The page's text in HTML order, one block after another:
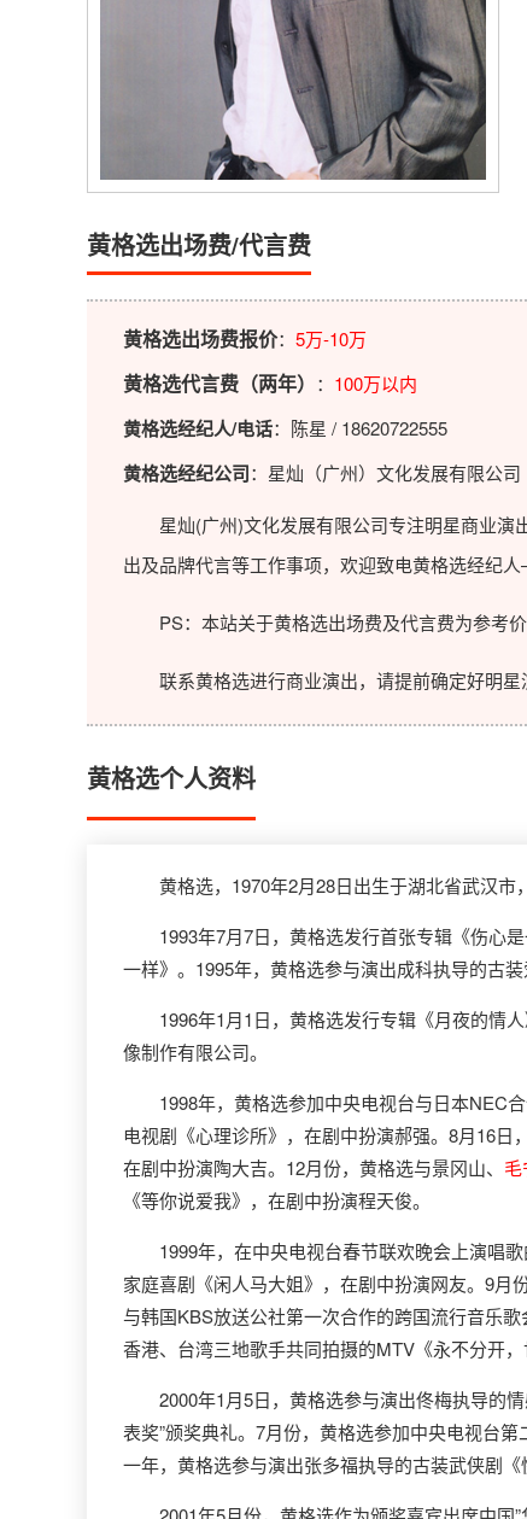
黄格选出场费/代言费
黄格选出场费报价： 5万-10万
黄格选代言费（两年） ： 100万以内
黄格选经纪人/电话：陈星 / 18620722555
黄格选经纪公司：星灿（广州）文化发展有限公司
星灿(广州)文化发展有限公司专注明星商业演
出及品牌代言等工作事项，欢迎致电黄格选经纪
PS：本站关于黄格选出场费及代言费为参考价
联系黄格选进行商业演出，请提前确定好明星
黄格选个人资料
黄格选，1970年2月28日出生于湖北省武汉市，
1993年7月7日，黄格选发行首张专辑《伤心是
一样》。1995年，黄格选参与演出成科执导的古
1996年1月1日，黄格选发行专辑《月夜的情人
像制作有限公司。
1998年，黄格选参加中央电视台与日本NEC合
电视剧《心理诊所》，在剧中扮演郝强。8月16
在剧中扮演陶大吉。12月份，黄格选与景冈山、 毛
《等你说爱我》，在剧中扮演程天俊。
1999年，在中央电视台春节联欢晚会上演唱歌
家庭喜剧《闲人马大姐》，在剧中扮演网友。9
与韩国KBS放送公社第一次合作的跨国流行音乐
香港、台湾三地歌手共同拍摄的MTV《永不分开
2000年1月5日，黄格选参与演出佟梅执导的情
表奖”颁奖典礼。7月份，黄格选参加中央电视台
一年，黄格选参与演出张多福执导的古装武侠剧《